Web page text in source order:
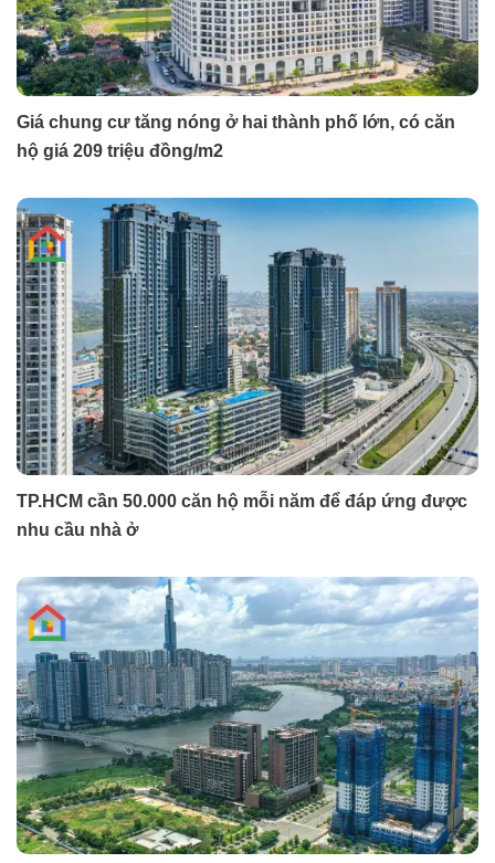
Giá chung cư tăng nóng ở hai thành phố lớn, có căn
hộ giá 209 triệu đồng/m2
TP.HCM cần 50.000 căn hộ mỗi năm để đáp ứng được
nhu cầu nhà ở